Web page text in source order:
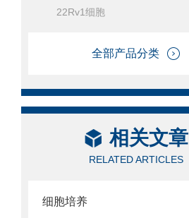
22Rv1细胞
全部产品分类
相关文章
RELATED ARTICLES
细胞培养